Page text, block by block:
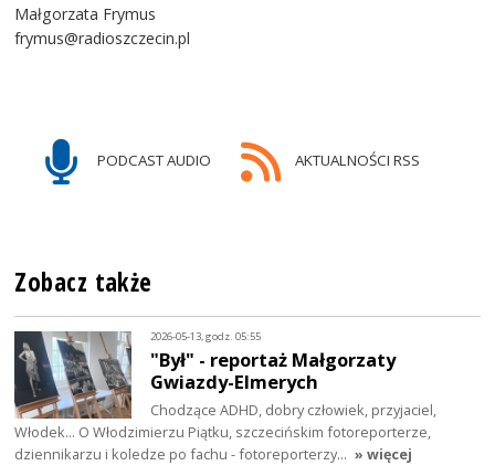
Małgorzata Frymus
frymus@radioszczecin.pl
PODCAST AUDIO AKTUALNOŚCI RSS
Zobacz także
2026-05-13, godz. 05:55
"Był" - reportaż Małgorzaty
Gwiazdy-Elmerych
Chodzące ADHD, dobry człowiek, przyjaciel,
Włodek... O Włodzimierzu Piątku, szczecińskim fotoreporterze,
dziennikarzu i koledze po fachu - fotoreporterzy… » więcej